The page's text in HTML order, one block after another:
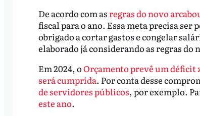
De acordo com as regras do novo
fiscal para o ano. Essa meta precisa ser
obrigado a cortar gastos e congelar
elaborado já considerando as regras do
Em 2024, oOrçamento prevê um déficit
será cumprida. Por conta desse
de servidores públicos, por exemplo.
este ano.